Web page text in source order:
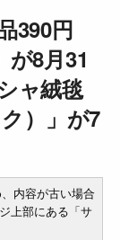
390円
8月31
ャ絨毯
）」が7
内容が古い場合
上部にある「サ